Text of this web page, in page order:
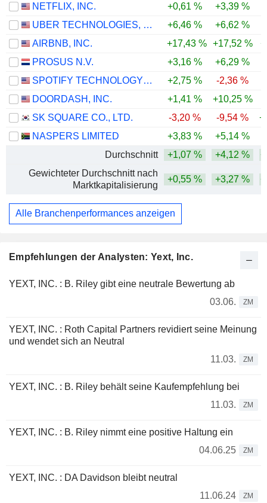
Empfehlungen der Analysten: Yext, Inc.
YEXT, INC. : B. Riley gibt eine neutrale Bewertung ab
03.06.
ZM
YEXT, INC. : Roth Capital Partners revidiert seine Meinung
und wendet sich an Neutral
11.03.
ZM
YEXT, INC. : B. Riley behält seine Kaufempfehlung bei
11.03.
ZM
YEXT, INC. : B. Riley nimmt eine positive Haltung ein
04.06.25
ZM
YEXT, INC. : DA Davidson bleibt neutral
11.06.24
ZM
NETFLIX, INC.
+0,61 % +3,39 %
UBER TECHNOLOGIES, INC.
+6,46 % +6,62 %
AIRBNB, INC.
+17,43 % +17,52 %
PROSUS N.V.
+3,16 % +6,29 %
SPOTIFY TECHNOLOGY S.A.
+2,75 % -2,36 %
DOORDASH, INC.
+1,41 % +10,25 %
SK SQUARE CO., LTD.
-3,20 % -9,54 %
NASPERS LIMITED
+3,83 % +5,14 %
Durchschnitt
+1,07 % +4,12 %
Gewichteter Durchschnitt nach
Marktkapitalisierung
+0,55 % +3,27 %
Alle Branchenperformances anzeigen